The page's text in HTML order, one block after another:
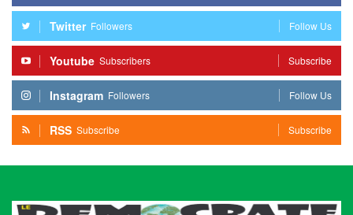
Twitter Followers Follow Us
Youtube Subscribers Subscribe
Instagram Followers Follow Us
RSS Subscribe Subscribe